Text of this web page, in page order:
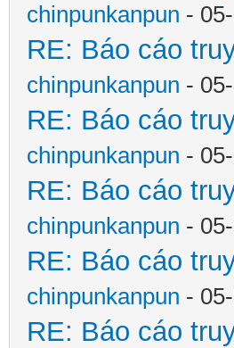
chinpunkanpun -
RE: Báo cáo
chinpunkanpun -
RE: Báo cáo
chinpunkanpun -
RE: Báo cáo
chinpunkanpun -
RE: Báo cáo
chinpunkanpun -
RE: Báo cáo